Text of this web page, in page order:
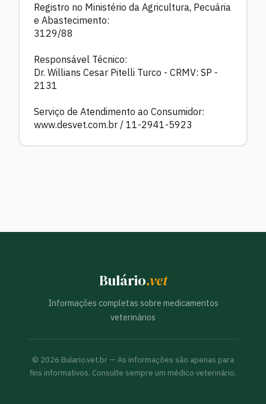
Registro no Ministério da Agricultura, Pecuária
e Abastecimento:
3129/88
Responsável Técnico:
Dr. Willians Cesar Pitelli Turco - CRMV: SP -
2131
Serviço de Atendimento ao Consumidor:
www.desvet.com.br / 11-2941-5923
Bulário.vet
Informações completas sobre medicamentos
veterinários
© 2026 Bulario.vet.br — As informações são apenas para
fins informativos. Consulte sempre um médico veterinário.